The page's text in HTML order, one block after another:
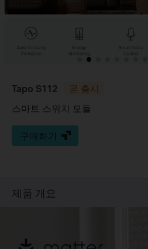
Tapo S112
곧 출시
스마트 스위치 모듈
구매하기
제품 개요